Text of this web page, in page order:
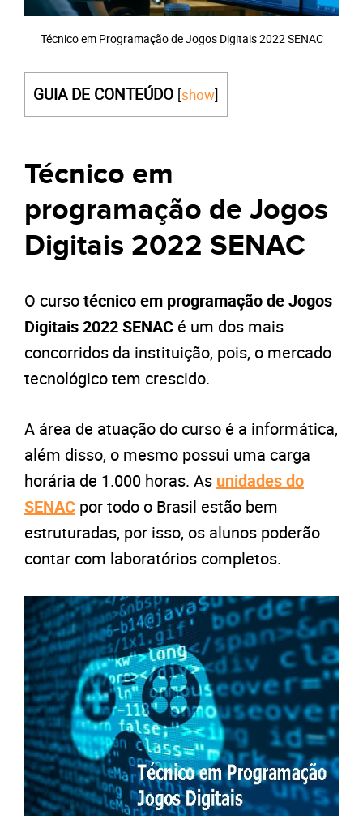
Técnico em Programação de Jogos Digitais 2022 SENAC
GUIA DE CONTEÚDO [show]
Técnico em
programação de Jogos
Digitais 2022 SENAC
O cursotécnico em programação de Jogos
Digitais 2022 SENAC é um dos mais
concorridos da instituição, pois, o mercado
tecnológico tem crescido.
A área de atuação do curso é a informática,
além disso, o mesmo possui uma carga
horária de 1.000 horas. As unidades do
SENAC por todo o Brasil estão bem
estruturadas, por isso, os alunos poderão
contar com laboratórios completos.